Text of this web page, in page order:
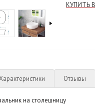
КУПИТЬ
Отзывы
на столешницу